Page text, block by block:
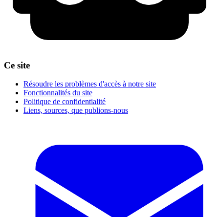
Ce site
Résoudre les problèmes d'accès à notre site
Fonctionnalités du site
Politique de confidentialité
Liens, sources, que publions-nous